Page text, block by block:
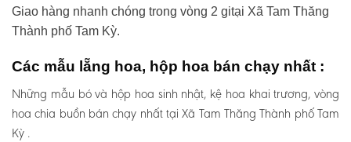
Giao hàng nhanh chóng trong vòng 2 gitại Xã Tam Thăng
Thành phố Tam Kỳ.
Các mẫu lẵng hoa, hộp hoa bán chạy nhất :
Những mẫu bó và hộp hoa sinh nhật, kệ hoa khai trương, vòng
hoa chia buồn bán chạy nhất tại Xã Tam Thăng Thành phố Tam
Kỳ .